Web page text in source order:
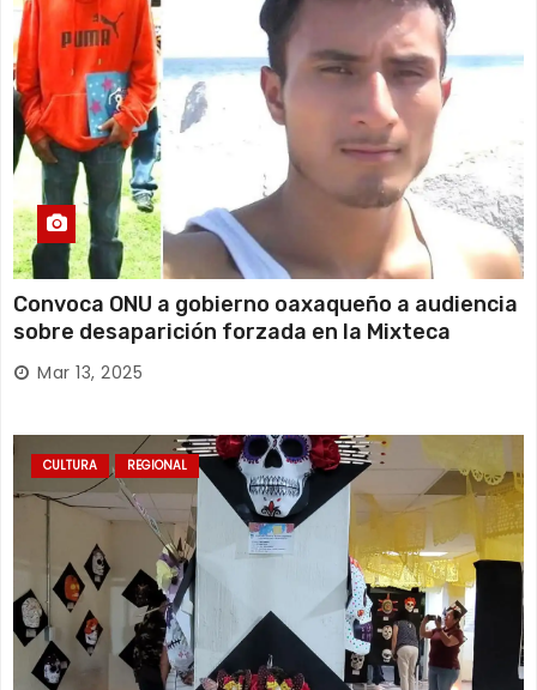
Convoca ONU a gobierno oaxaqueño a audiencia
sobre desaparición forzada en la Mixteca
Mar 13, 2025
CULTURA REGIONAL